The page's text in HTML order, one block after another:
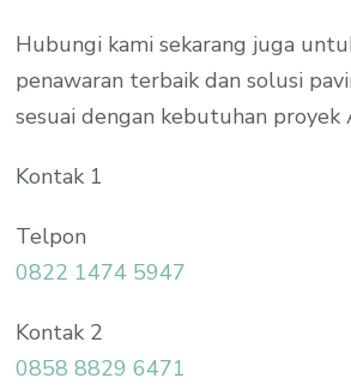
Hubungi kami sekarang juga
penawaran terbaik dan solusi
sesuai dengan kebutuhan proyek
Kontak 1
Telpon
0822 1474 5947
Kontak 2
0858 8829 6471